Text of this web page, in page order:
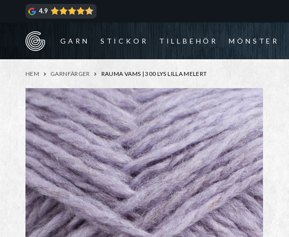
4.9
GARN STICKOR TILLBEHÖR MÖNSTER
HEM GARNFÄRGER RAUMA VAMS | 300 LYS LILLA MELERT